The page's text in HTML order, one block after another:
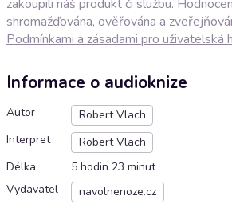
zakoupili náš produkt či službu.
shromažďována, ověřována a
Podmínkami a zásadami pro uživatelská
Informace o audioknize
Autor
Robert Vlach
Interpret
Robert Vlach
Délka
5 hodin 23 minut
Vydavatel
navolnenoze.cz